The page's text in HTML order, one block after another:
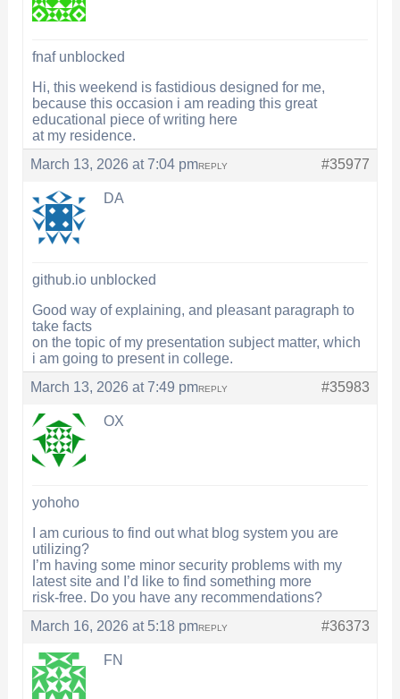
fnaf unblocked
Hi, this weekend is fastidious designed for me,
because this occasion i am reading this great
educational piece of writing here
at my residence.
March 13, 2026 at 7:04 pm
#35977
REPLY
DA
github.io unblocked
Good way of explaining, and pleasant paragraph to
take facts
on the topic of my presentation subject matter, which
i am going to present in college.
March 13, 2026 at 7:49 pm
#35983
REPLY
OX
yohoho
I am curious to find out what blog system you are
utilizing?
I’m having some minor security problems with my
latest site and I’d like to find something more
risk-free. Do you have any recommendations?
March 16, 2026 at 5:18 pm
#36373
REPLY
FN